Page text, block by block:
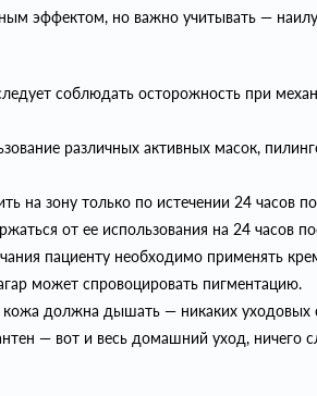
эффектом, но важно учитывать —
соблюдать осторожность при
различных активных масок,
на зону только по истечении 24 часов
от ее использования на 24 часов
пациенту необходимо применять
может спровоцировать пигментацию.
должна дышать — никаких уходовых
— вот и весь домашний уход, ничего